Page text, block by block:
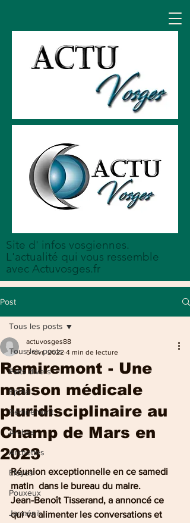
Site d' infos vosgiennes.
L'actualité qui vous ressemble
avec Actuvosges.fr
Post
Tous les posts
Faits divers
Epinal
Remiremont
Arches
Archettes
Eloyes
Pouxeux
Jarménil
Tous les posts
Remiremont - Une
maison médicale
pluridisciplinaire au
Champ de Mars en
2023
actuvosges88
5 févr. 2022 4 min de lecture
Réunion exceptionnelle en ce samedi
matin  dans le bureau du maire.
Jean-Benoît Tisserand, a annoncé ce
qui va alimenter les conversations et